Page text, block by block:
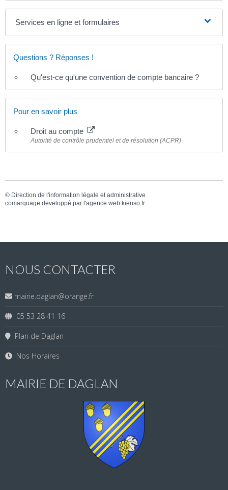
Services en ligne et formulaires
Questions ? Réponses !
Qu'est-ce qu'une convention de compte bancaire ?
Pour en savoir plus
Droit au compte
Autorité de contrôle prudentiel et de résolution (ACPR)
© Direction de l'information légale et administrative
comarquage developpé par l'agence web kienso.fr
NOUS CONTACTER
mairie.daglan@orange.fr
05 53 28 41 16
Plan de Daglan
Nos Horaires
MAIRIE DE DAGLAN